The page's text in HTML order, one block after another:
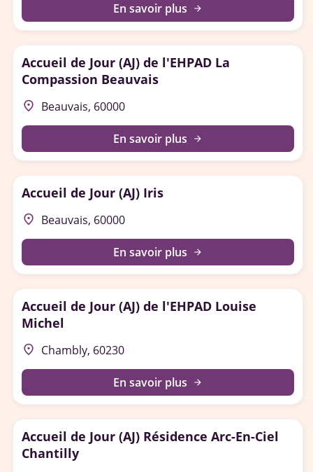
En savoir plus arrow_forward
Accueil de Jour (AJ) de l'EHPAD La
Compassion Beauvais
place Beauvais, 60000
En savoir plus arrow_forward
Accueil de Jour (AJ) Iris
place Beauvais, 60000
En savoir plus arrow_forward
Accueil de Jour (AJ) de l'EHPAD Louise
Michel
place Chambly, 60230
En savoir plus arrow_forward
Accueil de Jour (AJ) Résidence Arc-En-Ciel
Chantilly